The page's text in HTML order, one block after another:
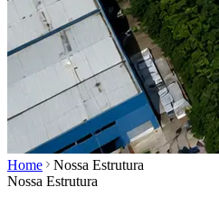
Home
Nossa Estrutura
Nossa Estrutura